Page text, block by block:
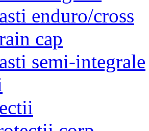
enduro/cross
cap
semi-integrale